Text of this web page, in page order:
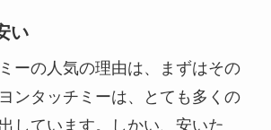
い
ーの人気の理由は、まずはその
ンタッチミーは、とても多くの
しています。しかい、安いた